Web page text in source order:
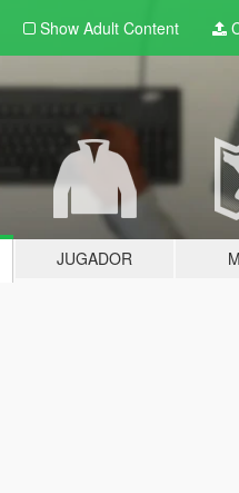
Show Adult Content
JUGADOR